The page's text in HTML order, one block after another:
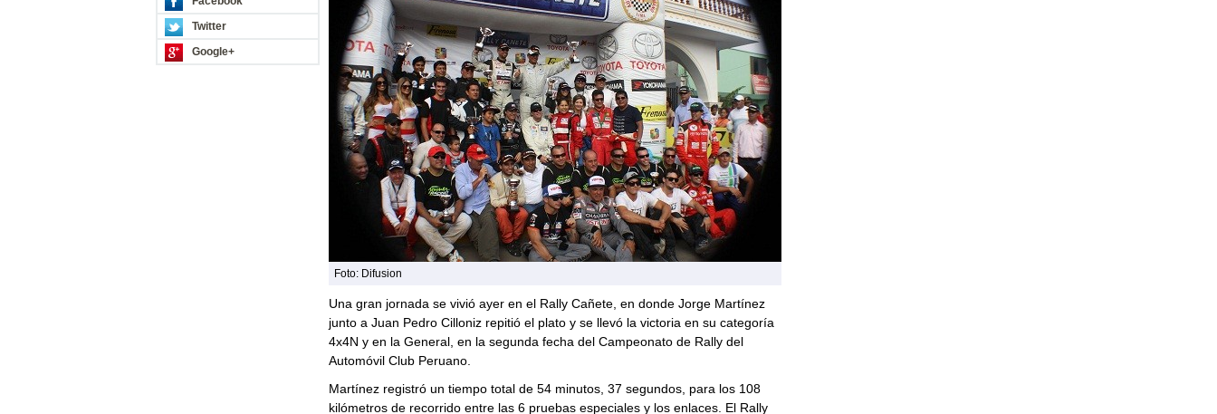
Twitter
Google+
Foto: Difusion
Una gran jornada se vivió ayer en el Rally Cañete, en donde Jorge Martínez
junto a Juan Pedro Cilloniz repitió el plato y se llevó la victoria en su categoría
4x4N y en la General, en la segunda fecha del Campeonato de Rally del
Automóvil Club Peruano.
Martínez registró un tiempo total de 54 minutos, 37 segundos, para los 108
kilómetros de recorrido entre las 6 pruebas especiales y los enlaces. El Rally